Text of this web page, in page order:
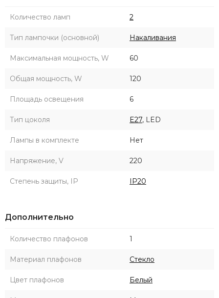
Количество ламп 2
Тип лампочки (основной) Накаливания
Максимальная мощность, W 60
Общая мощность, W 120
Площадь освещения 6
Тип цоколя E27, LED
Лампы в комплекте Нет
Напряжение, V 220
Степень защиты, IP IP20
Дополнительно
Количество плафонов 1
Материал плафонов Стекло
Цвет плафонов Белый